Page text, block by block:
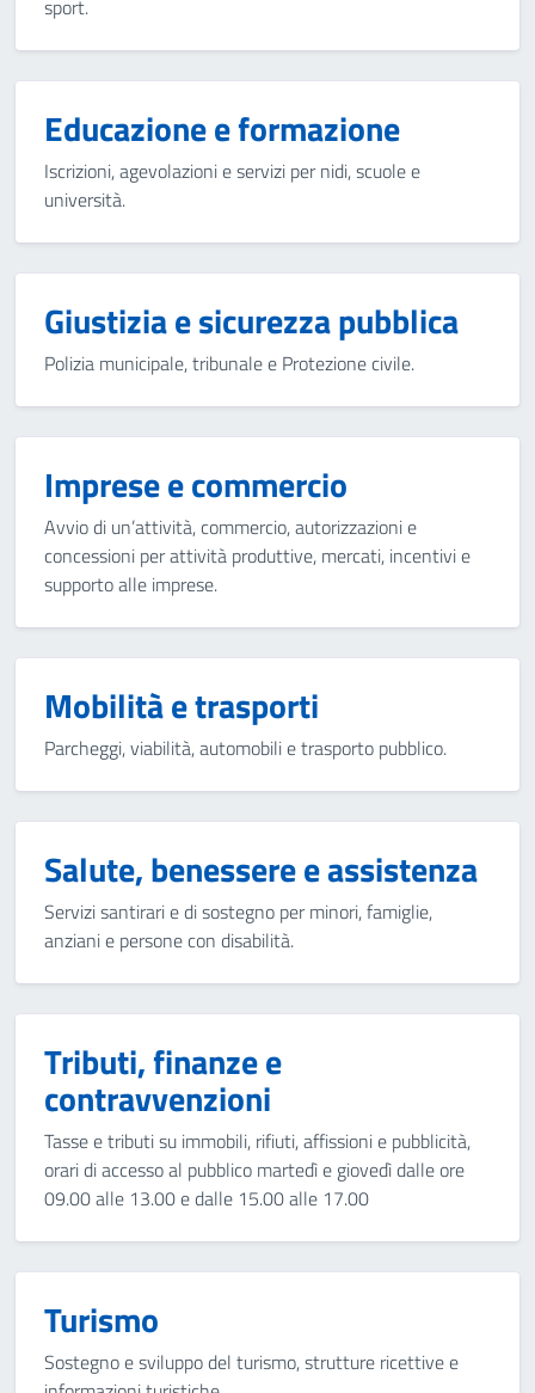
sport.
Educazione e formazione
Iscrizioni, agevolazioni e servizi per nidi, scuole e
università.
Giustizia e sicurezza pubblica
Polizia municipale, tribunale e Protezione civile.
Imprese e commercio
Avvio di un’attività, commercio, autorizzazioni e
concessioni per attività produttive, mercati, incentivi e
supporto alle imprese.
Mobilità e trasporti
Parcheggi, viabilità, automobili e trasporto pubblico.
Salute, benessere e assistenza
Servizi santirari e di sostegno per minori, famiglie,
anziani e persone con disabilità.
Tributi, finanze e
contravvenzioni
Tasse e tributi su immobili, rifiuti, affissioni e pubblicità,
orari di accesso al pubblico martedì e giovedì dalle ore
09.00 alle 13.00 e dalle 15.00 alle 17.00
Turismo
Sostegno e sviluppo del turismo, strutture ricettive e